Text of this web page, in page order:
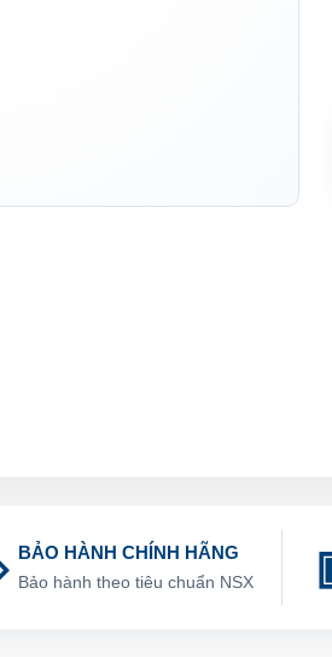
BẢO HÀNH CHÍNH HÃNG
Bảo hành theo tiêu chuẩn NSX